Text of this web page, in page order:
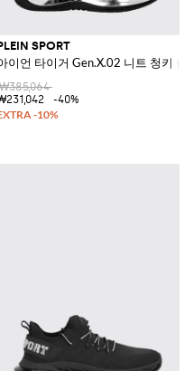
, 로고 아플리케 및 풀탭 장식
SPORT
이언 타이거 Gen.X.02 니트 청키 솔
₩385,064
-40%